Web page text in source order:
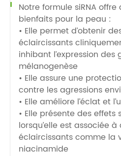
Notre formule siRNA
bienfaits pour la peau :
• Elle permet d’obtenir
éclaircissants
inhibant l’expression des
mélanogenèse
• Elle assure une
contre les agressions
• Elle améliore l’éclat et
• Elle présente des effets
lorsqu’elle est associée
éclaircissants comme la
niacinamide